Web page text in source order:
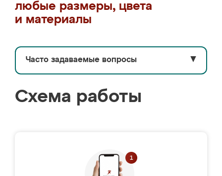
любые размеры, цвета
и материалы
Часто задаваемые вопросы ▼
Схема работы